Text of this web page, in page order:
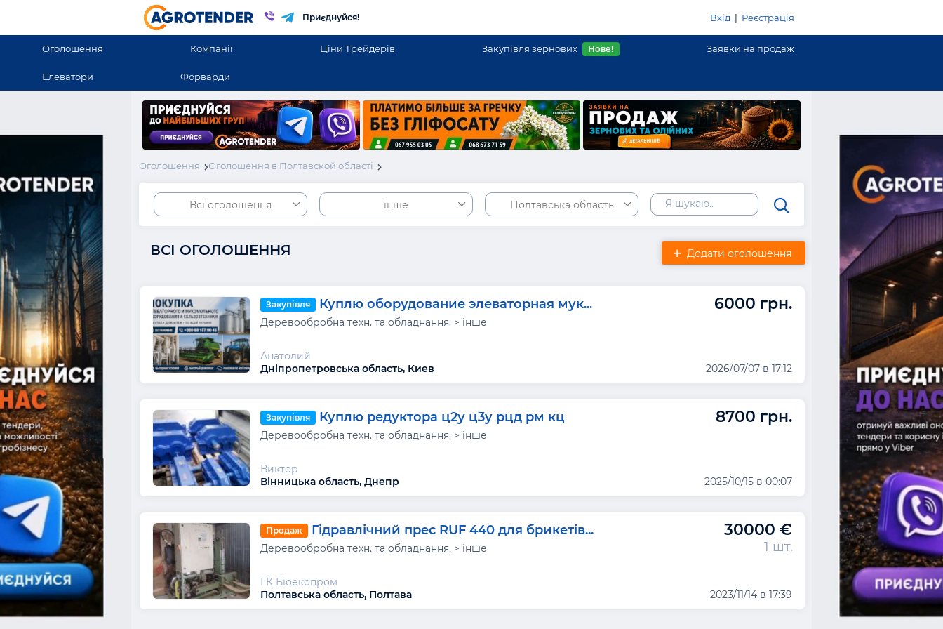
Приєднуйся! Вхід | Реєстрація
Оголошення Компанії Ціни Трейдерів Закупівля зернових Нове! Заявки на продаж
Елеватори Форварди
Оголошення Оголошення в Полтавской області
Всі оголошення інше Полтавська область
Додати оголошення
ВСІ ОГОЛОШЕННЯ
Закупівля Куплю оборудование элеваторная мук... 6000 грн.
Деревообробна техн. та обладнання. > інше
Анатолий
Дніпропетровська область, Киев
2026/07/07 в 17:12
Закупівля Куплю редуктора ц2у ц3у рцд рм кц 8700 грн.
Деревообробна техн. та обладнання. > інше
Виктор
Вінницька область, Днепр
2025/10/15 в 00:07
Продаж Гідравлічний прес RUF 440 для брикетів... 30000 €
Деревообробна техн. та обладнання. > інше 1 шт.
ГК Біоекопром
Полтавська область, Полтава
2023/11/14 в 17:39